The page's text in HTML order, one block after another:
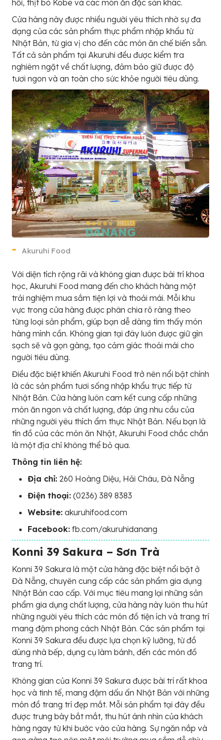
hồi, thịt bò Kobe và các món ăn đặc sản khác.
Cửa hàng này được nhiều người yêu thích nhờ sự đa
dạng của các sản phẩm thực phẩm nhập khẩu từ
Nhật Bản, từ gia vị cho đến các món ăn chế biến sẵn.
Tất cả sản phẩm tại Akuruhi đều được kiểm tra
nghiêm ngặt về chất lượng, đảm bảo giữ được độ
tươi ngon và an toàn cho sức khỏe người tiêu dùng.
Akuruhi Food
Với diện tích rộng rãi và không gian được bài trí khoa
học, Akuruhi Food mang đến cho khách hàng một
trải nghiệm mua sắm tiện lợi và thoải mái. Mỗi khu
vực trong cửa hàng được phân chia rõ ràng theo
từng loại sản phẩm, giúp bạn dễ dàng tìm thấy món
hàng mình cần. Không gian tại đây luôn được giữ gìn
sạch sẽ và gọn gàng, tạo cảm giác thoải mái cho
người tiêu dùng.
Điều đặc biệt khiến Akuruhi Food trở nên nổi bật chính
là các sản phẩm tươi sống nhập khẩu trực tiếp từ
Nhật Bản. Cửa hàng luôn cam kết cung cấp những
món ăn ngon và chất lượng, đáp ứng nhu cầu của
những người yêu thích ẩm thực Nhật Bản. Nếu bạn là
tín đồ của các món ăn Nhật, Akuruhi Food chắc chắn
là một địa chỉ không thể bỏ qua.
Thông tin liên hệ:
Địa chỉ: 260 Hoàng Diệu, Hải Châu, Đà Nẵng
Điện thoại: (0236) 389 8383
Website: akuruhifood.com
Facebook: fb.com/akuruhidanang
Konni 39 Sakura – Sơn Trà
Konni 39 Sakura là một cửa hàng đặc biệt nổi bật ở
Đà Nẵng, chuyên cung cấp các sản phẩm gia dụng
Nhật Bản cao cấp. Với mục tiêu mang lại những sản
phẩm gia dụng chất lượng, cửa hàng này luôn thu hút
những người yêu thích các món đồ tiện ích và trang trí
mang đậm phong cách Nhật Bản. Các sản phẩm tại
Konni 39 Sakura đều được lựa chọn kỹ lưỡng, từ đồ
dùng nhà bếp, dụng cụ làm bánh, đến các món đồ
trang trí.
Không gian của Konni 39 Sakura được bài trí rất khoa
học và tinh tế, mang đậm dấu ấn Nhật Bản với những
món đồ trang trí đẹp mắt. Mỗi sản phẩm tại đây đều
được trưng bày bắt mắt, thu hút ánh nhìn của khách
hàng ngay từ khi bước vào cửa hàng. Sự ngăn nắp và